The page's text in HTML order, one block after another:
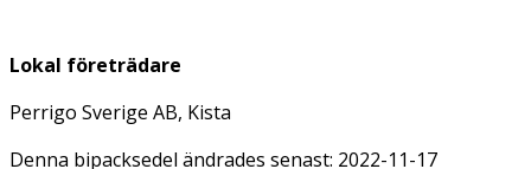
Lokal företrädare
Perrigo Sverige AB, Kista
Denna bipacksedel ändrades senast: 2022-11-17